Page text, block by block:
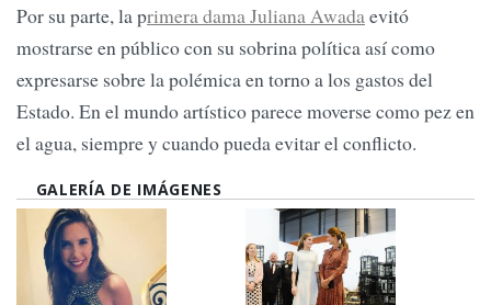
Por su parte, la primera dama Juliana Awadaevitó
mostrarse en público con su sobrina política así como
expresarse sobre la polémica en torno a los gastos del
Estado. En el mundo artístico parece moverse como pez en
el agua, siempre y cuando pueda evitar el conflicto.
GALERÍA DE IMÁGENES